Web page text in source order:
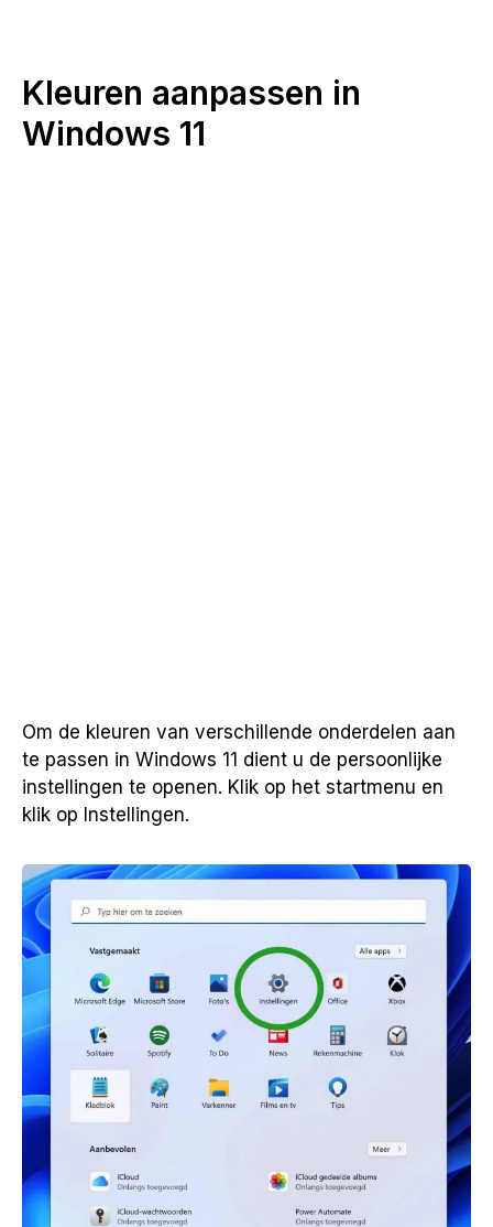
Kleuren aanpassen in
Windows 11
Om de kleuren van verschillende onderdelen aan
te passen in Windows 11 dient u de persoonlijke
instellingen te openen. Klik op het startmenu en
klik op Instellingen.